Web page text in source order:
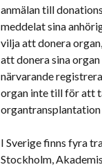
anmälan till
meddelat sina
vilja att donera
att donera sina
närvarande
organ inte till för att
organtransplantation
I Sverige finns fyra
Stockholm,